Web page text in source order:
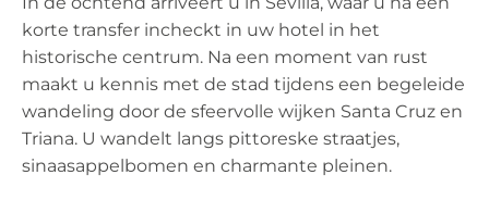
korte transfer incheckt in uw hotel in het
historische centrum. Na een moment van rust
maakt u kennis met de stad tijdens een begeleide
wandeling door de sfeervolle wijken Santa Cruz en
Triana. U wandelt langs pittoreske straatjes,
sinaasappelbomen en charmante pleinen.